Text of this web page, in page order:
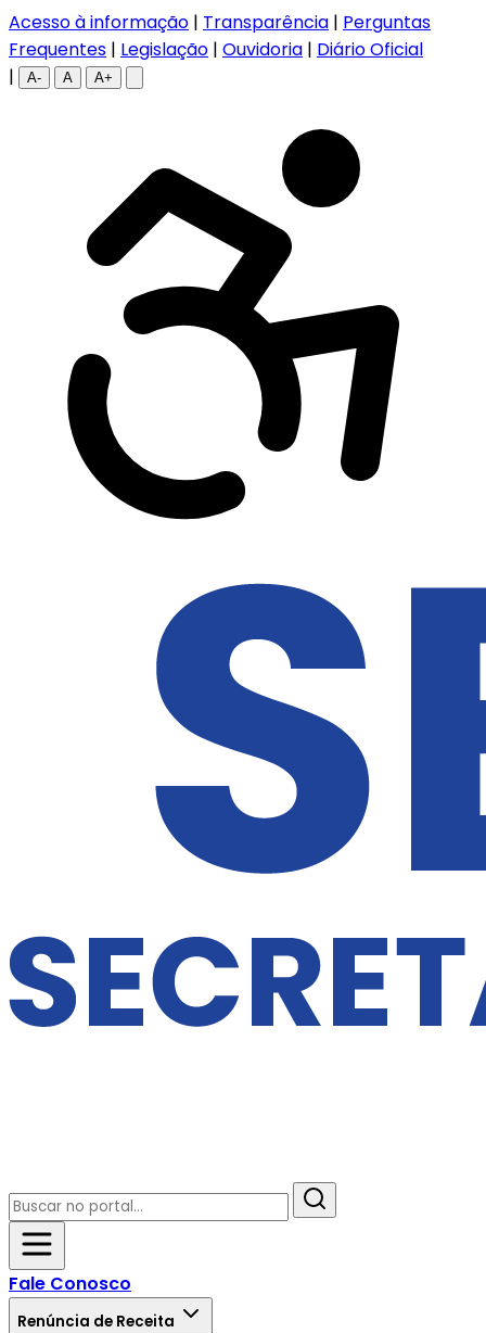
Acesso à informação | Transparência | Perguntas
Frequentes | Legislação | Ouvidoria | Diário Oficial
|
A- A A+
Fale Conosco
Renúncia de Receita